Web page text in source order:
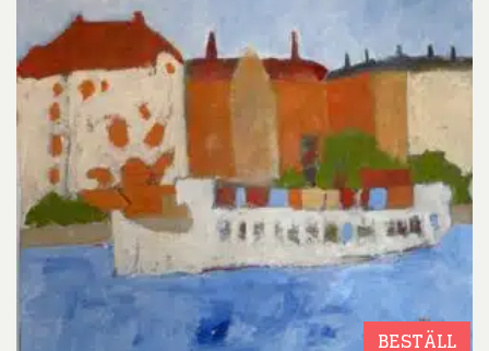
BESTÄLL